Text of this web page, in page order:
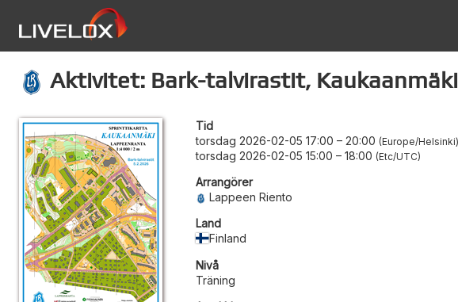
Aktivitet: Bark-talvirastit, Kaukaanmäki
Tid
torsdag 2026-02-05 17:00 – 20:00 Europe/Helsinki
torsdag 2026-02-05 15:00 – 18:00 Etc/UTC
Arrangörer
Lappeen Riento
Land
Finland
Nivå
Träning